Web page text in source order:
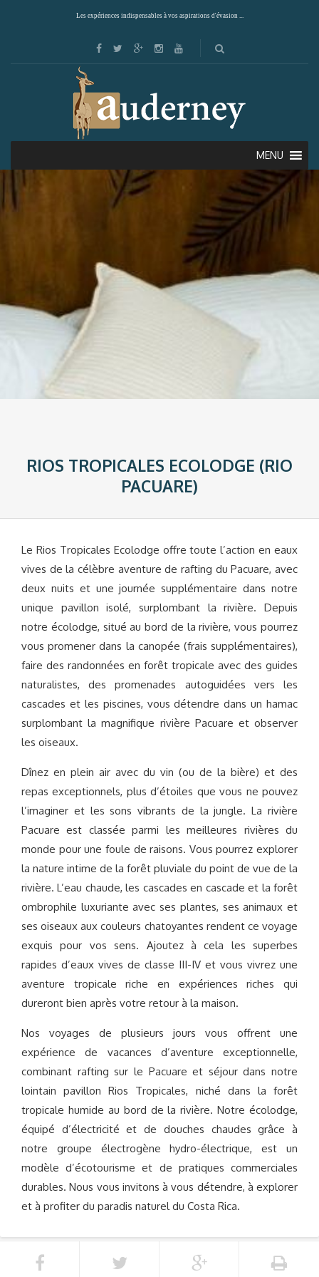
Les expériences indispensables à vos aspirations d'évasion ...
MENU
RIOS TROPICALES ECOLODGE (RIO
PACUARE)
Le Rios Tropicales Ecolodge offre toute l’action en eaux
vives de la célèbre aventure de rafting du Pacuare, avec
deux nuits et une journée supplémentaire dans notre
unique pavillon isolé, surplombant la rivière. Depuis
notre écolodge, situé au bord de la rivière, vous pourrez
vous promener dans la canopée (frais supplémentaires),
faire des randonnées en forêt tropicale avec des guides
naturalistes, des promenades autoguidées vers les
cascades et les piscines, vous détendre dans un hamac
surplombant la magnifique rivière Pacuare et observer
les oiseaux.
Dînez en plein air avec du vin (ou de la bière) et des
repas exceptionnels, plus d’étoiles que vous ne pouvez
l’imaginer et les sons vibrants de la jungle. La rivière
Pacuare est classée parmi les meilleures rivières du
monde pour une foule de raisons. Vous pourrez explorer
la nature intime de la forêt pluviale du point de vue de la
rivière. L’eau chaude, les cascades en cascade et la forêt
ombrophile luxuriante avec ses plantes, ses animaux et
ses oiseaux aux couleurs chatoyantes rendent ce voyage
exquis pour vos sens. Ajoutez à cela les superbes
rapides d’eaux vives de classe III-IV et vous vivrez une
aventure tropicale riche en expériences riches qui
dureront bien après votre retour à la maison.
Nos voyages de plusieurs jours vous offrent une
expérience de vacances d’aventure exceptionnelle,
combinant rafting sur le Pacuare et séjour dans notre
lointain pavillon Rios Tropicales, niché dans la forêt
tropicale humide au bord de la rivière. Notre écolodge,
équipé d’électricité et de douches chaudes grâce à
notre groupe électrogène hydro-électrique, est un
modèle d’écotourisme et de pratiques commerciales
durables. Nous vous invitons à vous détendre, à explorer
et à profiter du paradis naturel du Costa Rica.